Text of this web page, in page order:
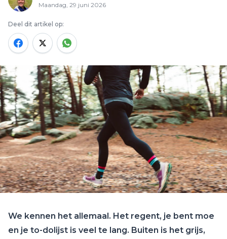
Maandag, 29 juni 2026
Deel dit artikel op:
We kennen het allemaal. Het regent, je bent moe
en je to-dolijst is veel te lang. Buiten is het grijs,